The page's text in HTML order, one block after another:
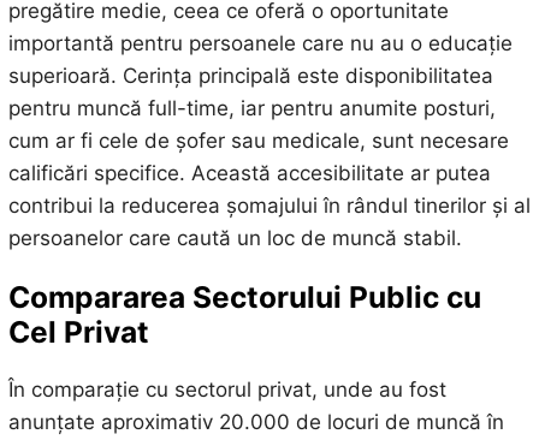
pregătire medie, ceea ce oferă o oportunitate
importantă pentru persoanele care nu au o educație
superioară. Cerința principală este disponibilitatea
pentru muncă full-time, iar pentru anumite posturi,
cum ar fi cele de șofer sau medicale, sunt necesare
calificări specifice. Această accesibilitate ar putea
contribui la reducerea șomajului în rândul tinerilor și al
persoanelor care caută un loc de muncă stabil.
Compararea Sectorului Public cu
Cel Privat
În comparație cu sectorul privat, unde au fost
anunțate aproximativ 20.000 de locuri de muncă în